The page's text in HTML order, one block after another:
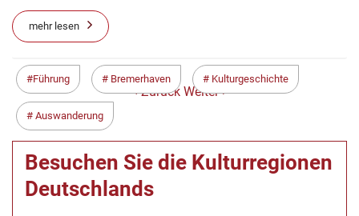
mehr lesen
Führung Bremerhaven Kulturgeschichte
Auswanderung
< Zurück Weiter >
Besuchen Sie die Kulturregionen
Deutschlands